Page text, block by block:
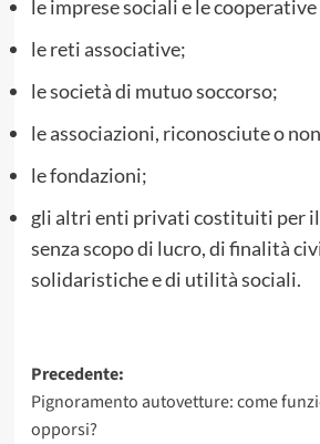
le imprese sociali e le
le reti associative;
le società di mutuo soccorso;
le associazioni, riconosciute o
le fondazioni;
gli altri enti privati costituiti per
senza scopo di lucro, di finalità
solidaristiche e di utilità sociali.
Navigazione
articolo
Precedente:
Pignoramento autovetture: come
opporsi?